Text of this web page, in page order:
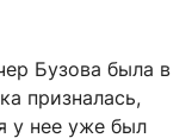
Бузова была в
призналась,
у нее уже был